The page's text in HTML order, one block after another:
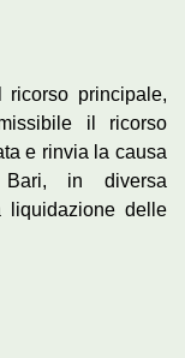
principale,
il ricorso
e rinvia la causa
in diversa
liquidazione delle